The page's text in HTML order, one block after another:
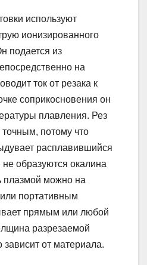
используют
ионизированного
подается из
на
ток от резака к
соприкосновения он
плавления. Рез
потому что
расплавившийся
не образуются окалина
плазмой можно на
портативным
прямым или любой
разрезаемой
зависит от материала.